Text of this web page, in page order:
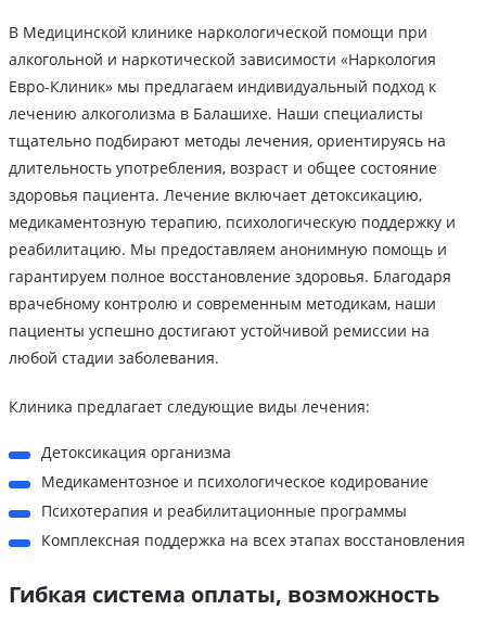
В Медицинской клинике наркологической помощи при
алкогольной и наркотической зависимости «Наркология
Евро-Клиник» мы предлагаем индивидуальный подход к
лечению алкоголизма в Балашихе. Наши специалисты
тщательно подбирают методы лечения, ориентируясь на
длительность употребления, возраст и общее состояние
здоровья пациента. Лечение включает детоксикацию,
медикаментозную терапию, психологическую поддержку и
реабилитацию. Мы предоставляем анонимную помощь и
гарантируем полное восстановление здоровья. Благодаря
врачебному контролю и современным методикам, наши
пациенты успешно достигают устойчивой ремиссии на
любой стадии заболевания.
Клиника предлагает следующие виды лечения:
Детоксикация организма
Медикаментозное и психологическое кодирование
Психотерапия и реабилитационные программы
Комплексная поддержка на всех этапах восстановления
Гибкая система оплаты, возможность